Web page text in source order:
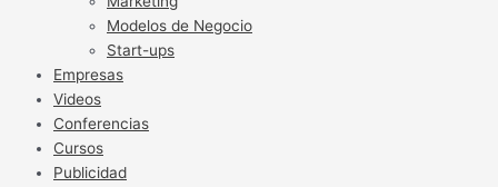
Modelos de Negocio
Start-ups
Empresas
Videos
Conferencias
Cursos
Publicidad